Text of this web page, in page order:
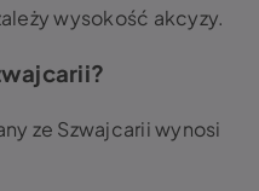
wysokość akcyzy.
ze Szwajcarii wynosi